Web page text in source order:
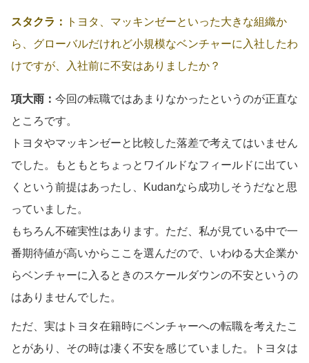
スタクラ：
トヨタ、マッキンゼーといった大きな組織か
ら、グローバルだけれど小規模なベンチャーに入社したわ
けですが、入社前に不安はありましたか？
項大雨： 今回の転職ではあまりなかったというのが正直な
ところです。
トヨタやマッキンゼーと比較した落差で考えてはいません
でした。もともとちょっとワイルドなフィールドに出てい
くという前提はあったし、Kudanなら成功しそうだなと思
っていました。
もちろん不確実性はあります。ただ、私が見ている中で一
番期待値が高いからここを選んだので、いわゆる大企業か
らベンチャーに入るときのスケールダウンの不安というの
はありませんでした。
ただ、実はトヨタ在籍時にベンチャーへの転職を考えたこ
とがあり、その時は凄く不安を感じていました。トヨタは